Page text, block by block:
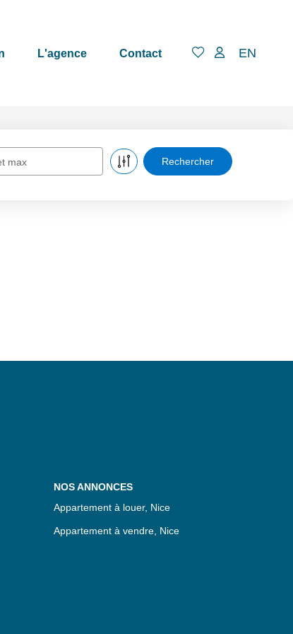
L'agence Contact EN
max
NOS ANNONCES
Appartement à louer, Nice
Appartement à vendre, Nice